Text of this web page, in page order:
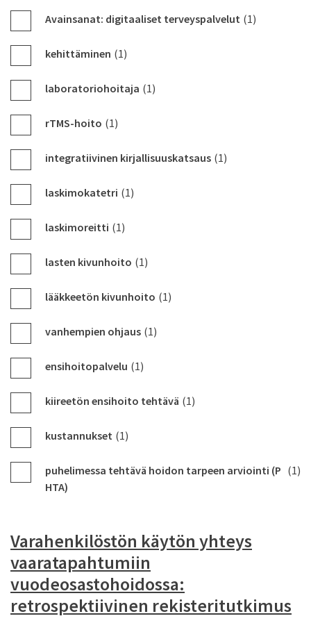
Avainsanat: digitaaliset terveyspalvelut (1)
kehittäminen (1)
laboratoriohoitaja (1)
rTMS-hoito (1)
integratiivinen kirjallisuuskatsaus (1)
laskimokatetri (1)
laskimoreitti (1)
lasten kivunhoito (1)
lääkkeetön kivunhoito (1)
vanhempien ohjaus (1)
ensihoitopalvelu (1)
kiireetön ensihoito tehtävä (1)
kustannukset (1)
puhelimessa tehtävä hoidon tarpeen arviointi (P
HTA)
(1)
Varahenkilöstön käytön yhteys
vaaratapahtumiin
vuodeosastohoidossa:
retrospektiivinen rekisteritutkimus